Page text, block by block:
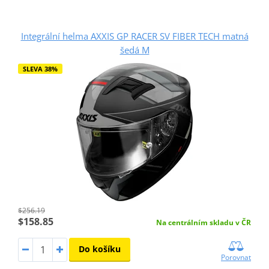
Integrální helma AXXIS GP RACER SV FIBER TECH matná
šedá M
SLEVA 38%
$256.19
$158.85 Na centrálním skladu v ČR
Do košíku
Porovnat